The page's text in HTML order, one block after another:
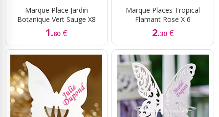
Marque Place Jardin
Botanique Vert Sauge X8
1.80 €
Marque Places Tropical
Flamant Rose X 6
2.30 €